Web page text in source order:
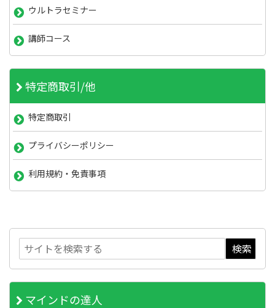
ウルトラセミナー
講師コース
特定商取引/他
特定商取引
プライバシーポリシー
利用規約・免責事項
マインドの達人